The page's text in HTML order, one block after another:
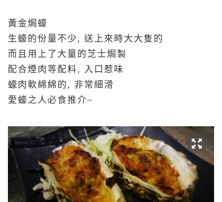
黃金焗蠔
生蠔的份量不少, 送上來時大大隻的
而且用上了大量的芝士焗製
配合煙肉等配料, 入口 惹味
蠔肉軟綿綿的, 非常細滑
愛蠔之人必食推介~